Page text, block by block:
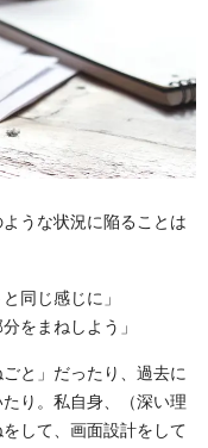
うな状況に陥ることは
同じ感じに」
をまねしよう」
と」だったり、過去に
り。私自身、（深い理
して、画面設計をして